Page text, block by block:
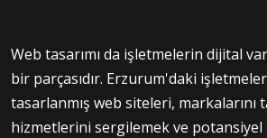
Web tasarımı da işletmelerin dijital
bir parçasıdır. Erzurum'daki
tasarlanmış web siteleri, markalarını
hizmetlerini sergilemek ve